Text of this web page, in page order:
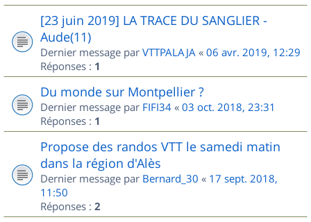
[23 juin 2019] LA TRACE DU SANGLIER -
Aude(11)
Dernier message par VTTPALAJA « 06 avr. 2019, 12:29
Réponses : 1
Du monde sur Montpellier ?
Dernier message par FIFI34 « 03 oct. 2018, 23:31
Réponses : 1
Propose des randos VTT le samedi matin
dans la région d'Alès
Dernier message par Bernard_30 « 17 sept. 2018,
11:50
Réponses : 2